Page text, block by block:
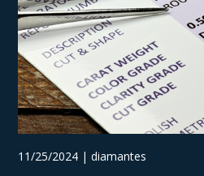
11/25/2024 | diamantes